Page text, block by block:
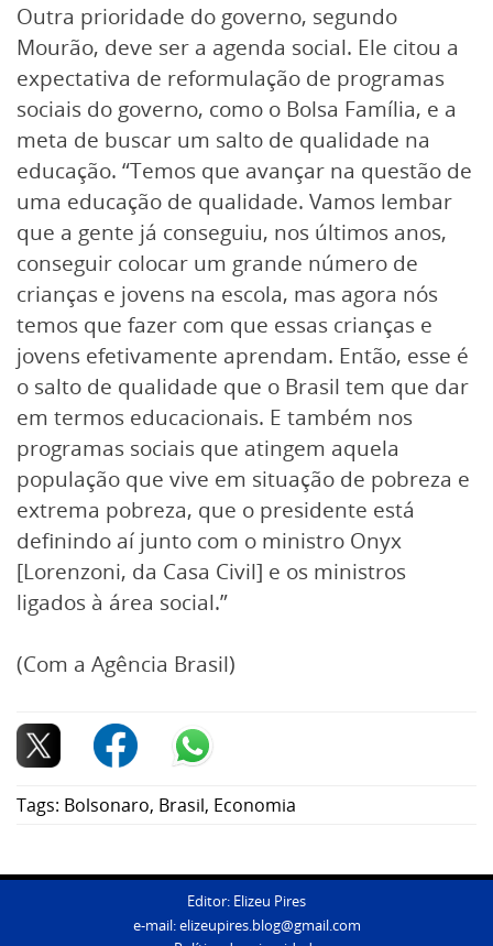
Outra prioridade do governo, segundo
Mourão, deve ser a agenda social. Ele citou a
expectativa de reformulação de programas
sociais do governo, como o Bolsa Família, e a
meta de buscar um salto de qualidade na
educação. “Temos que avançar na questão de
uma educação de qualidade. Vamos lembar
que a gente já conseguiu, nos últimos anos,
conseguir colocar um grande número de
crianças e jovens na escola, mas agora nós
temos que fazer com que essas crianças e
jovens efetivamente aprendam. Então, esse é
o salto de qualidade que o Brasil tem que dar
em termos educacionais. E também nos
programas sociais que atingem aquela
população que vive em situação de pobreza e
extrema pobreza, que o presidente está
definindo aí junto com o ministro Onyx
[Lorenzoni, da Casa Civil] e os ministros
ligados à área social.”
(Com a Agência Brasil)
Tags: Bolsonaro, Brasil, Economia
Editor: Elizeu Pires
e-mail:elizeupires.blog@gmail.com